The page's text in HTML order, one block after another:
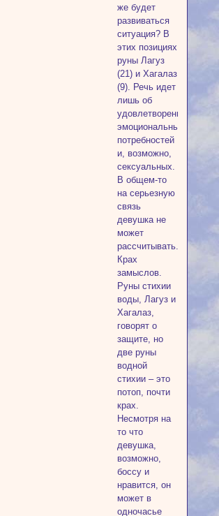
же будет
развиваться
ситуация? В
этих позициях
руны Лагуз
(21) и Хагалаз
(9). Речь идет
лишь об
удовлетворении
эмоциональных
потребностей
и, возможно,
сексуальных.
В общем-то
на серьезную
связь
девушка не
может
рассчитывать.
Крах
замыслов.
Руны стихии
воды, Лагуз и
Хагалаз,
говорят о
защите, но
две руны
водной
стихии – это
потоп, почти
крах.
Несмотря на
то что
девушка,
возможно,
боссу и
нравится, он
может в
одночасье